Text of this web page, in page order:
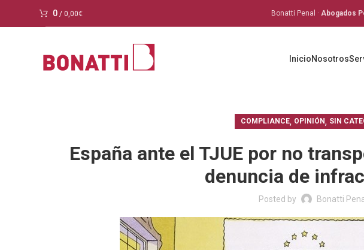
0 / 0,00€ Bonatti Penal · Abogados
InicioNosotros
COMPLIANCE, OPINIÓN, SIN
España ante el TJUE por no
denuncia de
Posted by Bonatti